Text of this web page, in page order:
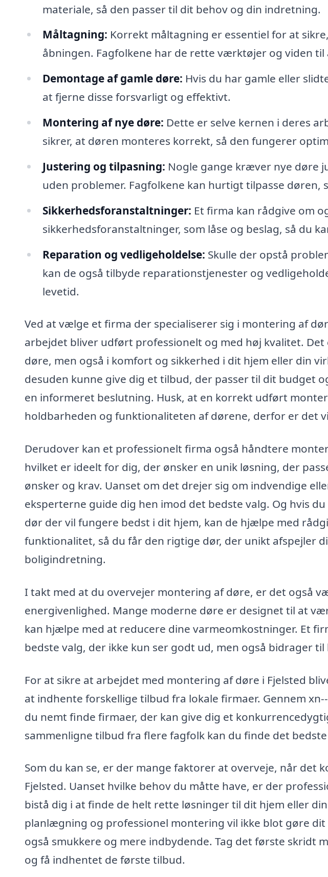
materiale, så den passer til dit behov og din indretning.
Måltagning: Korrekt måltagning er essentiel for at
åbningen. Fagfolkene har de rette værktøjer og viden
Demontage af gamle døre: Hvis du har gamle eller
at fjerne disse forsvarligt og effektivt.
Montering af nye døre: Dette er selve kernen i deres
sikrer, at døren monteres korrekt, så den fungerer
Justering og tilpasning: Nogle gange kræver nye døre
uden problemer. Fagfolkene kan hurtigt tilpasse døren,
Sikkerhedsforanstaltninger: Et firma kan rådgive om
sikkerhedsforanstaltninger, som låse og beslag, så du
Reparation og vedligeholdelse: Skulle der opstå
kan de også tilbyde reparationstjenester og
levetid.
Ved at vælge et firma der specialiserer sig i montering af
arbejdet bliver udført professionelt og med høj kvalitet.
døre, men også i komfort og sikkerhed i dit hjem eller din
desuden kunne give dig et tilbud, der passer til dit budget
en informeret beslutning. Husk, at en korrekt udført
holdbarheden og funktionaliteten af dørene, derfor er det
Derudover kan et professionelt firma også håndtere
hvilket er ideelt for dig, der ønsker en unik løsning, der
ønsker og krav. Uanset om det drejer sig om indvendige
eksperterne guide dig hen imod det bedste valg. Og hvis
dør der vil fungere bedst i dit hjem, kan de hjælpe med
funktionalitet, så du får den rigtige dør, der unikt afspejler
boligindretning.
I takt med at du overvejer montering af døre, er det også
energivenlighed. Mange moderne døre er designet til at
kan hjælpe med at reducere dine varmeomkostninger. Et
bedste valg, der ikke kun ser godt ud, men også bidrager
For at sikre at arbejdet med montering af døre i Fjelsted
at indhente forskellige tilbud fra lokale firmaer. Gennem
du nemt finde firmaer, der kan give dig et
sammenligne tilbud fra flere fagfolk kan du finde det
Som du kan se, er der mange faktorer at overveje, når det
Fjelsted. Uanset hvilke behov du måtte have, er der
bistå dig i at finde de helt rette løsninger til dit hjem eller
planlægning og professionel montering vil ikke blot gøre
også smukkere og mere indbydende. Tag det første skridt
og få indhentet de første tilbud.